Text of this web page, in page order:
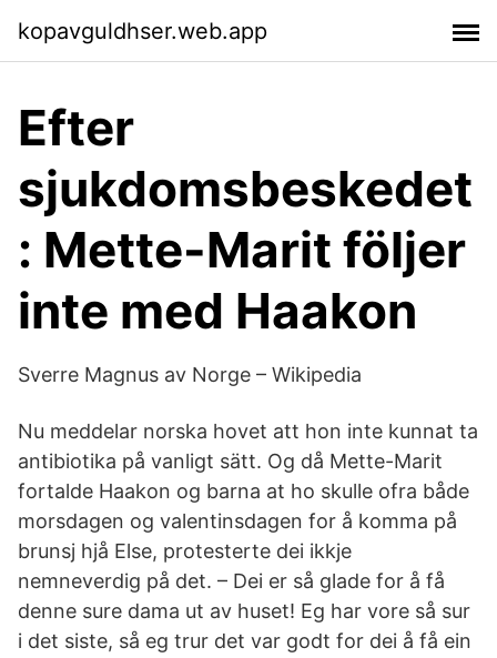
kopavguldhser.web.app
Efter
sjukdomsbeskedet
: Mette-Marit följer
inte med Haakon
Sverre Magnus av Norge – Wikipedia
Nu meddelar norska hovet att hon inte kunnat ta
antibiotika på vanligt sätt. Og då Mette-Marit
fortalde Haakon og barna at ho skulle ofra både
morsdagen og valentinsdagen for å komma på
brunsj hjå Else, protesterte dei ikkje
nemneverdig på det. – Dei er så glade for å få
denne sure dama ut av huset! Eg har vore så sur
i det siste, så eg trur det var godt for dei å få ein